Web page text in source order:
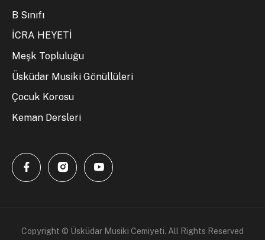
B Sınıfı
İCRA HEYETİ
Meşk Topluluğu
Üsküdar Musiki Gönüllüleri
Çocuk Korosu
Keman Dersleri
Copyright © Üsküdar Musiki Cemiyeti. All Rights Reserved